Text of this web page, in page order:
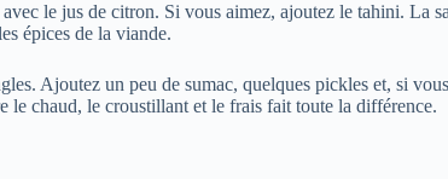
le jus de citron. Si vous aimez, ajoutez le tahini. La
épices de la viande.
Ajoutez un peu de sumac, quelques pickles et, si
le chaud, le croustillant et le frais fait toute la différence.